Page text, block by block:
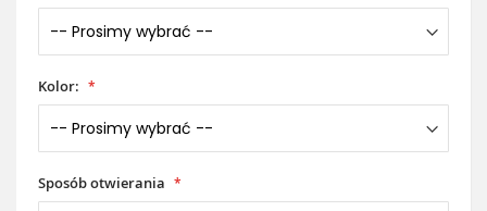
Kolor:
Sposób otwierania